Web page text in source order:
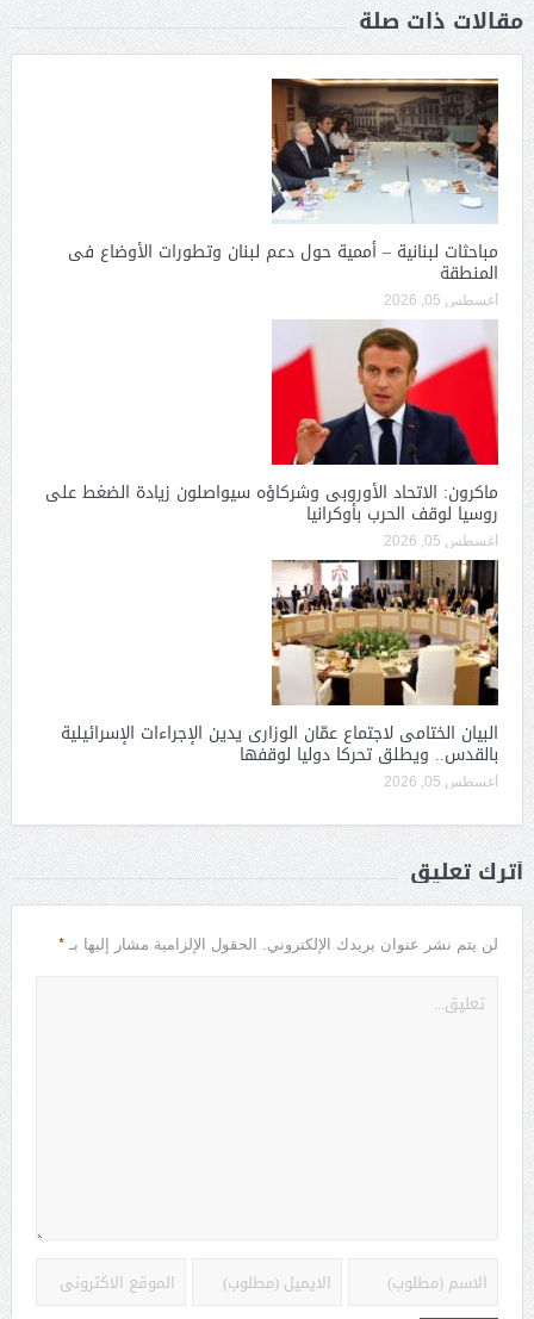
مقالات ذات صلة
مباحثات لبنانية – أممية حول دعم لبنان وتطورات الأوضاع فى
المنطقة
أغسطس 05, 2026
ماكرون: الاتحاد الأوروبى وشركاؤه سيواصلون زيادة الضغط على
روسيا لوقف الحرب بأوكرانيا
أغسطس 05, 2026
البيان الختامى لاجتماع عمّان الوزارى يدين الإجراءات الإسرائيلية
بالقدس.. ويطلق تحركا دوليا لوقفها
أغسطس 05, 2026
أترك تعليق
لن يتم نشر عنوان بريدك الإلكتروني. الحقول الإلزامية مشار إليها بـ *